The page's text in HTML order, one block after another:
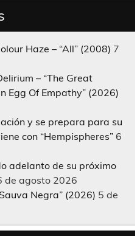
Haze – “All” (2008) 7
– “The Great
Egg Of Empathy” (2026)
y se prepara para su
con “Hempispheres” 6
adelanto de su próximo
de agosto 2026
Negra” (2026) 5 de